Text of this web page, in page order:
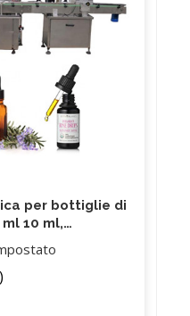
per bottiglie di
10 ml,
di bottiglie
da 30 ml 50 ml